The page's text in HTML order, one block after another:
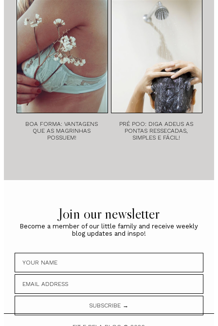
BOA FORMA: VANTAGENS
QUE AS MAGRINHAS
POSSUEM!
PRÉ POO: DIGA ADEUS AS
PONTAS RESSECADAS,
SIMPLES E FÁCIL!
Join our newsletter
Become a member of our little family and receive weekly
blog updates and inspo!